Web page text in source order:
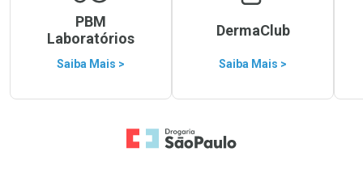
PBM
Laboratórios
Saiba Mais >
DermaClub
Saiba Mais >
Ir para a Home